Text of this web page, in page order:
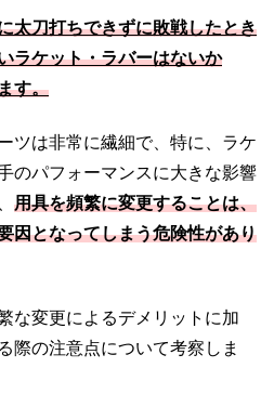
太刀打ちできずに敗戦したとき
ラケット・ラバーはないか
す。
ツは非常に繊細で、特に、ラケ
のパフォーマンスに大きな影響
用具を頻繁に変更することは、
因となってしまう危険性があり
な変更によるデメリットに加
際の注意点について考察しま